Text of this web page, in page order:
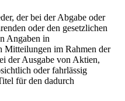
der bei der Abgabe oder
oder den gesetzlichen
Angaben in
Mitteilungen im Rahmen der
der Ausgabe von Aktien,
oder fahrlässig
für den dadurch